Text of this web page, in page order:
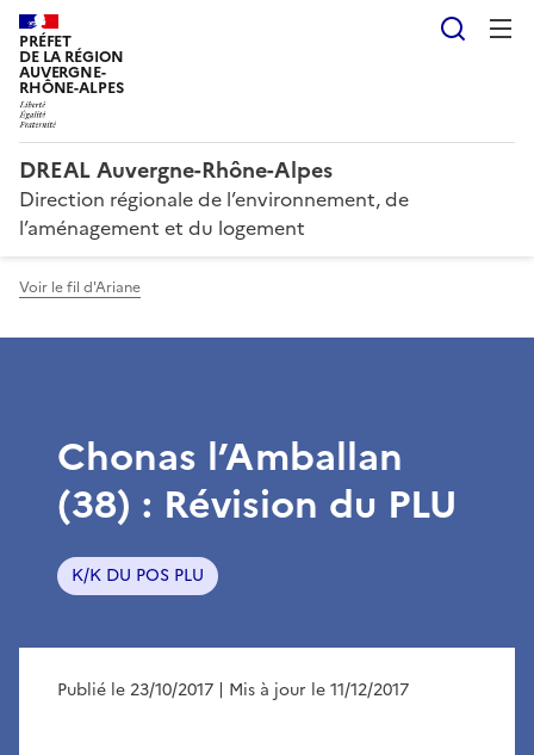
PRÉFET
DE LA RÉGION
AUVERGNE-
RHÔNE-ALPES
DREAL Auvergne-Rhône-Alpes
Direction régionale de l’environnement, de
l’aménagement et du logement
Voir le fil d'Ariane
Chonas l’Amballan
(38) : Révision du PLU
K/K DU POS PLU
Publié le 23/10/2017 | Mis à jour le 11/12/2017